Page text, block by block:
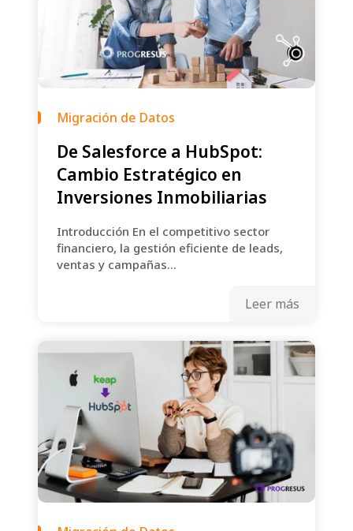
Migración de Datos
De Salesforce a HubSpot:
Cambio Estratégico en
Inversiones Inmobiliarias
Introducción En el competitivo sector
financiero, la gestión eficiente de leads,
ventas y campañas...
Leer más